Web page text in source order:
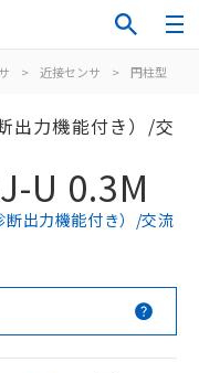
> 近接センサ > 円柱型
出力機能付き）/交
U 0.3M
出力機能付き）/交流